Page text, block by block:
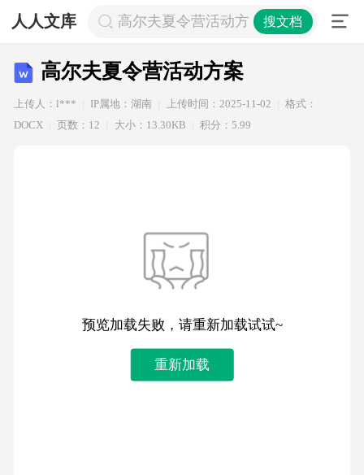
人人文库 高尔夫夏令营活动方案搜文档
高尔夫夏令营活动方案
上传人：l*** IP属地：湖南 上传时间：2025-11-02
格式：
DOCX
页数：12 大小：13.30KB 积分：5.99
预览加载失败，请重新加载试试~
重新加载